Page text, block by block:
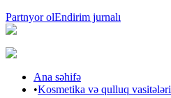
Partnyor olEndirim jurnalı
Ana səhifə
•Kosmetika və qulluq vasitələri